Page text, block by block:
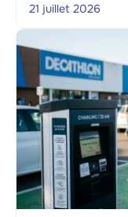
21 juillet 2026